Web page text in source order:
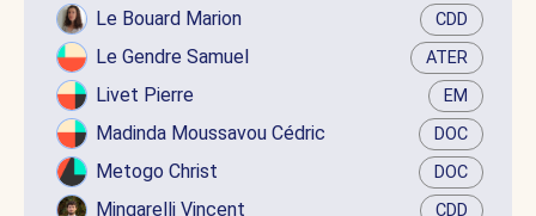
Le Bouard Marion CDD
Le Gendre Samuel ATER
Livet Pierre EM
Madinda Moussavou Cédric DOC
Metogo Christ DOC
Mingarelli Vincent CDD